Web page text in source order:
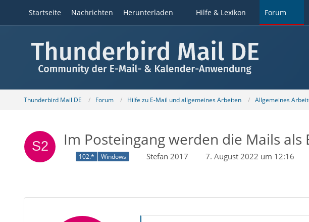
Startseite Nachrichten Herunterladen Hilfe & Lexikon Forum
Thunderbird Mail DE Forum Hilfe zu E-Mail und allgemeines Arbeiten Allgemeines
Im Posteingang werden die Mails
102.* Windows Stefan 2017 7. August 2022 um 12:16